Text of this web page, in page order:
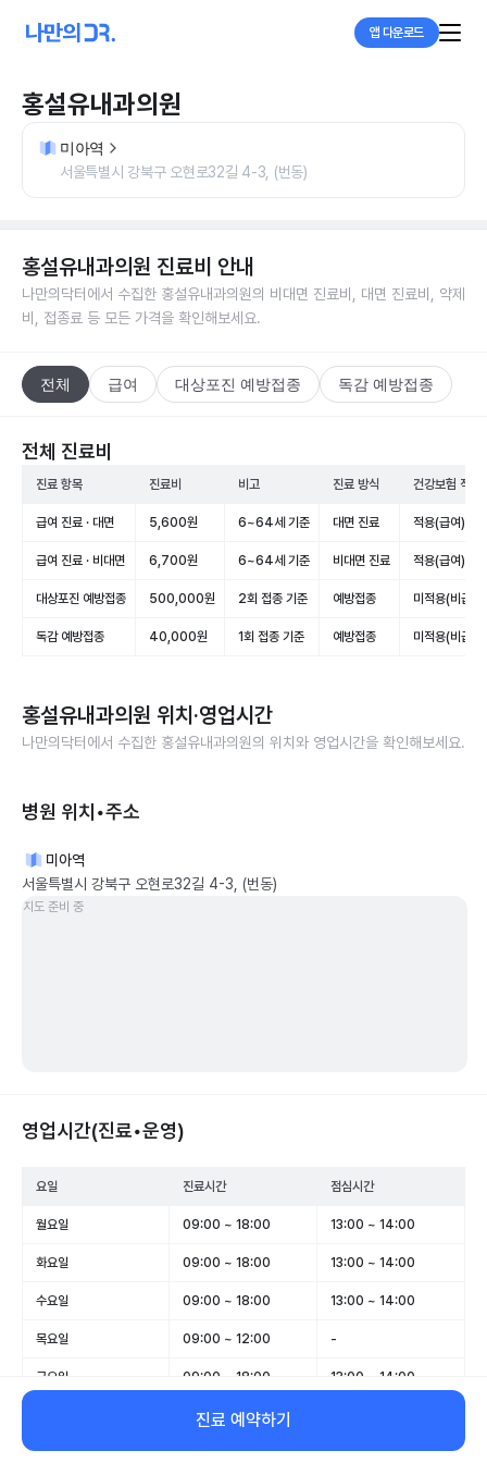
앱 다운로드
홍설유내과의원
미아역
서울특별시 강북구 오현로32길 4-3, (번동)
홍설유내과의원 진료비 안내
나만의닥터에서 수집한 홍설유내과의원의 비대면 진료비, 대면 진료비, 약제
비, 접종료 등 모든 가격을 확인해보세요.
전체 급여 대상포진 예방접종 독감 예방접종
전체 진료비
진료 항목 진료비 비고 진료 방식 건강보험 적용
급여 진료 · 대면 5,600원 6~64세 기준 대면 진료 적용(급여)
급여 진료 · 비대면 6,700원 6~64세 기준 비대면 진료 적용(급여)
대상포진 예방접종 500,000원 2회 접종 기준 예방접종 미적용(비급여)
독감 예방접종 40,000원 1회 접종 기준 예방접종 미적용(비급여)
홍설유내과의원 위치·영업시간
나만의닥터에서 수집한 홍설유내과의원의 위치와 영업시간을 확인해보세요.
병원 위치•주소
미아역
서울특별시 강북구 오현로32길 4-3, (번동)
지도 준비 중
영업시간(진료•운영)
요일 진료시간 점심시간
월요일 09:00 ~ 18:00 13:00 ~ 14:00
화요일 09:00 ~ 18:00 13:00 ~ 14:00
수요일 09:00 ~ 18:00 13:00 ~ 14:00
목요일 09:00 ~ 12:00 -
금요일 09:00 ~ 18:00 13:00 ~ 14:00
09:00 ~ 13:00
일요일 휴무 -
진료 예약하기